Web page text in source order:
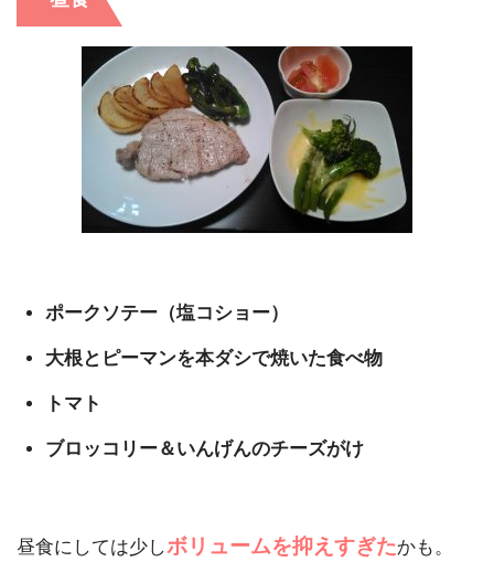
ポークソテー（塩コショー）
大根とピーマンを本ダシで焼いた食べ物
トマト
ブロッコリー＆いんげんのチーズがけ
昼食にしては少しボリュームを抑えすぎたかも。